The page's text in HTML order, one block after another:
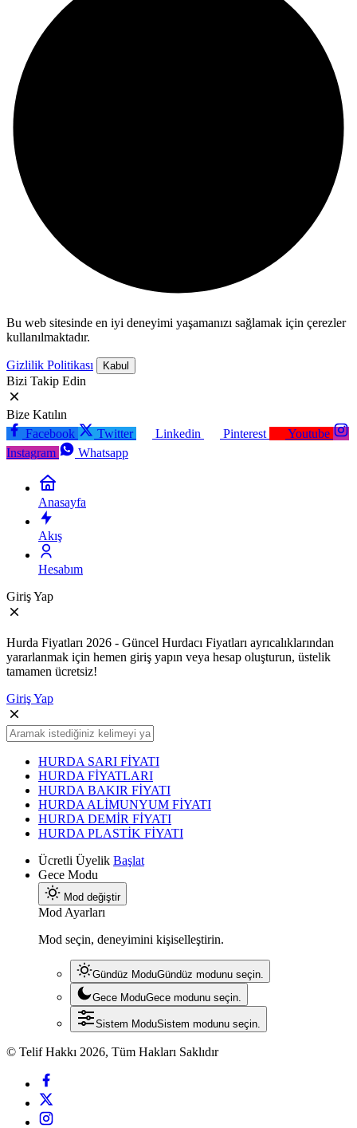
Bu web sitesinde en iyi deneyimi yaşamanızı sağlamak için çerezler
kullanılmaktadır.
Gizlilik Politikası Kabul
Bizi Takip Edin
Bize Katılın
Facebook
Twitter Linkedin Pinterest
Youtube
Instagram
Whatsapp
Anasayfa
Akış
Hesabım
Giriş Yap
Hurda Fiyatları 2026 - Güncel Hurdacı Fiyatları ayrıcalıklarından
yararlanmak için hemen giriş yapın veya hesap oluşturun, üstelik
tamamen ücretsiz!
Giriş Yap
HURDA SARI FİYATI
HURDA FİYATLARI
HURDA BAKIR FİYATI
HURDA ALİMUNYUM FİYATI
HURDA DEMİR FİYATI
HURDA PLASTİK FİYATI
Ücretli Üyelik Başlat
Gece Modu
Mod değiştir
Mod Ayarları
Mod seçin, deneyimini kişiselleştirin.
Gündüz ModuGündüz modunu seçin.
Gece ModuGece modunu seçin.
Sistem ModuSistem modunu seçin.
© Telif Hakkı 2026, Tüm Hakları Saklıdır